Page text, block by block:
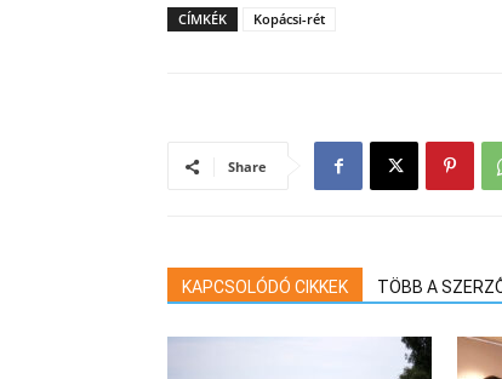
CÍMKÉK Kopácsi-rét
Share
KAPCSOLÓDÓ CIKKEK TÖBB A